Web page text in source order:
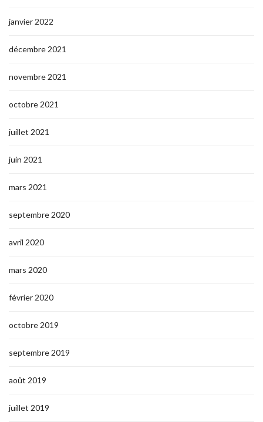
janvier 2022
décembre 2021
novembre 2021
octobre 2021
juillet 2021
juin 2021
mars 2021
septembre 2020
avril 2020
mars 2020
février 2020
octobre 2019
septembre 2019
août 2019
juillet 2019